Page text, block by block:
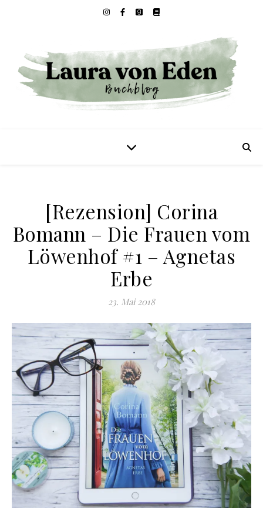
[Rezension] Corina
Bomann – Die Frauen vom
Löwenhof #1 – Agnetas
Erbe
23. Mai 2018